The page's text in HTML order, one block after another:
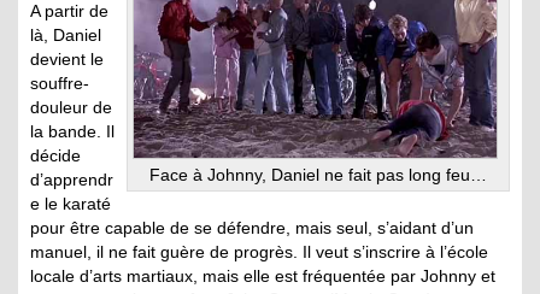
Face à Johnny, Daniel ne fait pas long feu…
A partir de
là, Daniel
devient le
souffre-
douleur de
la bande. Il
décide
d’apprendr
e le karaté
pour être capable de se défendre, mais seul, s’aidant d’un
manuel, il ne fait guère de progrès. Il veut s’inscrire à l’école
locale d’arts martiaux, mais elle est fréquentée par Johnny et